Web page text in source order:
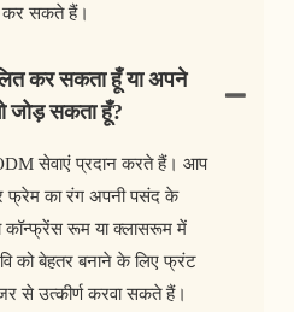
कर सकते हैं।
कर सकता हूँ या अपने
जोड़ सकता हूँ?
सेवाएं प्रदान करते हैं। आप
फ्रेम का रंग अपनी पसंद के
रूम या क्लासरूम में
को बेहतर बनाने के लिए फ्रंट
से उत्कीर्ण करवा सकते हैं।